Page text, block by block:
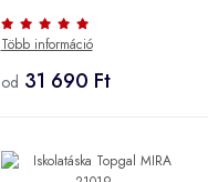
Több információ
od 31 690 Ft